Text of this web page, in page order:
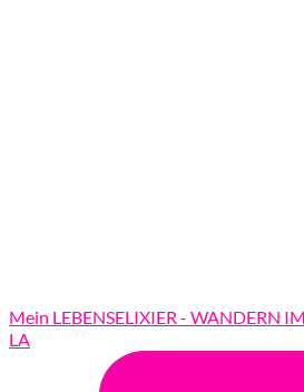
Mein LEBENSELIXIER - WANDERN
LA